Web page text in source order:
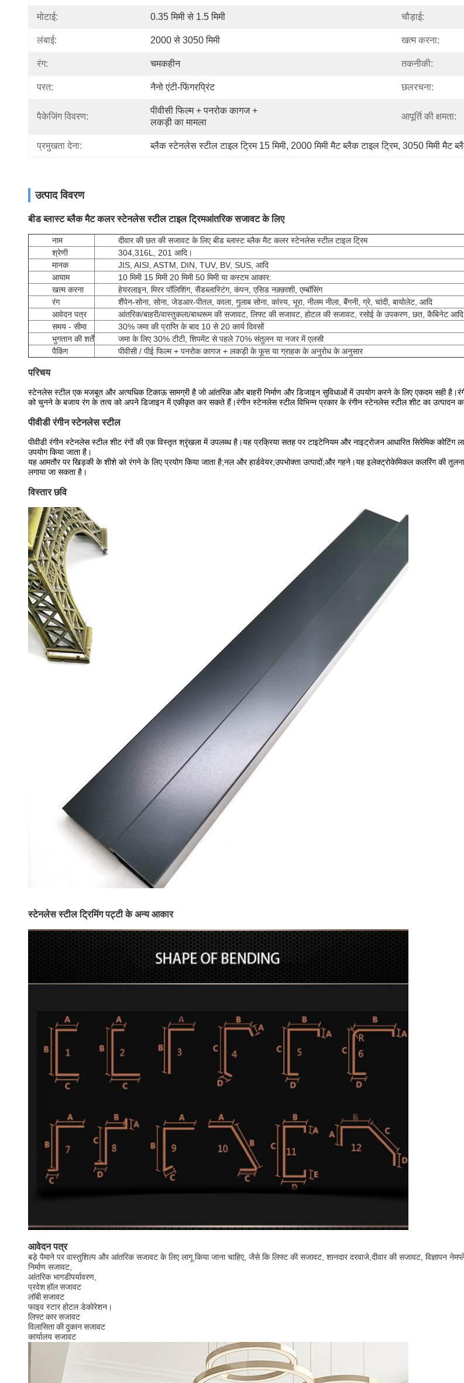
मोटाई: 0.35 मिमी से 1.5 मिमी चौड़ाई:
लंबाई: 2000 से 3050 मिमी खत्म करना:
रंग: चमकहीन तकनीकी:
परत: नैनो एंटी-फिंगरप्रिंट छलरचना:
पैकेजिंग विवरण:
पीवीसी फिल्म + पनरोक कागज +
लकड़ी का मामला
आपूर्ति की क्षमता:
प्रमुखता देना: ब्लैक स्टेनलेस स्टील टाइल ट्रिम 15 मिमी, 2000 मिमी मैट ब्लैक टाइल ट्रिम, 3050 मिमी मैट
उत्पाद विवरण
बीड ब्लास्ट ब्लैक मैट कलर स्टेनलेस स्टील टाइल ट्रिमआंतरिक सजावट के लिए
नाम
दीवार की छत की सजावट के लिए बीड ब्लास्ट ब्लैक मैट कलर स्टेनलेस स्टील टाइल ट्रिम
श्रेणी
304,316L, 201 आदि।
मानक
JIS, AISI, ASTM, DIN, TUV, BV, SUS, आदि
आयाम
10 मिमी 15 मिमी 20 मिमी 50 मिमी या कस्टम आकार:
खत्म करना
हेयरलाइन, मिरर पॉलिशिंग, सैंडब्लास्टिंग, कंपन, एसिड नक़्क़ाशी, एम्बॉसिंग
रंग
शैंपेन-सोना, सोना, जेडआर-पीतल, काला, गुलाब सोना, कांस्य, भूरा, नीलम नीला, बैंगनी, ग्रे, चांदी, बायोलेट, आदि
आवेदन पत्र
आंतरिक/बाहरी/वास्तुकला/बाथरूम की सजावट, लिफ्ट की सजावट, होटल की सजावट, रसोई के उपकरण, छत, कैबिनेट
समय - सीमा
30% जमा की प्राप्ति के बाद 10 से 20 कार्य दिवसों
भुगतान की शर्तें
जमा के लिए 30% टीटी, शिपमेंट से पहले 70% संतुलन या नजर में एलसी
पैकिंग
पीवीसी / पीई फिल्म + पनरोक कागज + लकड़ी के फूस या ग्राहक के अनुरोध के अनुसार
परिचय
स्टेनलेस स्टील एक मजबूत और अत्यधिक टिकाऊ सामग्री है जो आंतरिक और बाहरी निर्माण और डिजाइन सुविधाओं में उपयोग करने के लिए एकदम सही
को चुनने के बजाय रंग के तत्व को अपने डिजाइन में एकीकृत कर सकते हैं।रंगीन स्टेनलेस स्टील विभिन्न प्रकार के रंगीन स्टेनलेस स्टील शीट का उत्पादन
पीवीडी रंगीन स्टेनलेस स्टील
पीवीडी रंगीन स्टेनलेस स्टील शीट रंगों की एक विस्तृत श्रृंखला में उपलब्ध है।यह प्रक्रिया सतह पर टाइटेनियम और नाइट्रोजन आधारित सिरेमिक कोटिंग
उपयोग किया जाता है।
यह आमतौर पर खिड़की के शीशे को रंगने के लिए प्रयोग किया जाता है;नल और हार्डवेयर;उपभोक्ता उत्पादों;और गहने।यह इलेक्ट्रोकेमिकल कलरिंग की
लगाया जा सकता है।
विस्तार छवि
स्टेनलेस स्टील ट्रिमिंग पट्टी के अन्य आकार
आवेदन पत्र
बड़े पैमाने पर वास्तुशिल्प और आंतरिक सजावट के लिए लागू किया जाना चाहिए, जैसे कि लिफ्ट की सजावट, शानदार दरवाजे, दीवार की सजावट, विज्ञापन
निर्माण सजावट,
आंतरिक भागडीपर्यावरण
प्रवेश हॉल सजावट
लॉबी सजावट
फाइव स्टार होटल डेकोरेशन।
लिफ्ट कार सजावट
विलासिता की दुकान सजावट
कार्यालय सजावट